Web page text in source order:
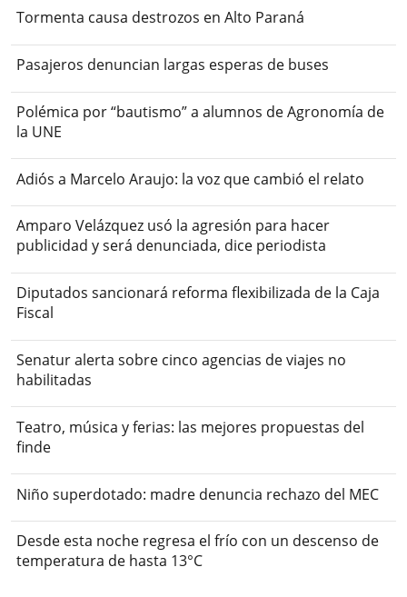
Tormenta causa destrozos en Alto Paraná
Pasajeros denuncian largas esperas de buses
Polémica por “bautismo” a alumnos de Agronomía de
la UNE
Adiós a Marcelo Araujo: la voz que cambió el relato
Amparo Velázquez usó la agresión para hacer
publicidad y será denunciada, dice periodista
Diputados sancionará reforma flexibilizada de la Caja
Fiscal
Senatur alerta sobre cinco agencias de viajes no
habilitadas
Teatro, música y ferias: las mejores propuestas del
finde
Niño superdotado: madre denuncia rechazo del MEC
Desde esta noche regresa el frío con un descenso de
temperatura de hasta 13°C